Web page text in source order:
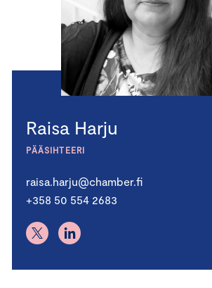
Raisa Harju
PÄÄSIHTEERI
raisa.harju@chamber.fi
+358 50 554 2683